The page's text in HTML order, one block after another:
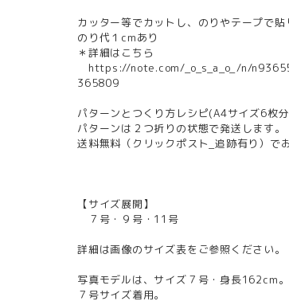
カッター等でカットし、のりやテープで貼
のり代１cmあり
＊詳細はこちら
https://note.com/_o_s_a_o_/n/
365809
パターンとつくり方レシピ(A4サイズ6枚分
パターンは２つ折りの状態で発送します。
送料無料（クリックポスト_追跡有り）で
【サイズ展開】
７号・９号・11号
詳細は画像のサイズ表をご参照ください。
写真モデルは、サイズ７号・身長162cm。
７号サイズ着用。